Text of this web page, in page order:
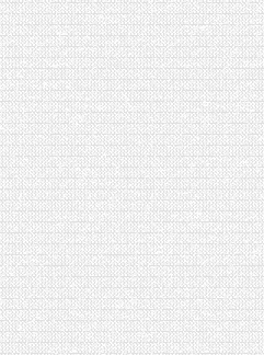
LES MY LITTLE &
MOIS DE FÉVRIER ET
DU MOIS
#34 : IDÉES